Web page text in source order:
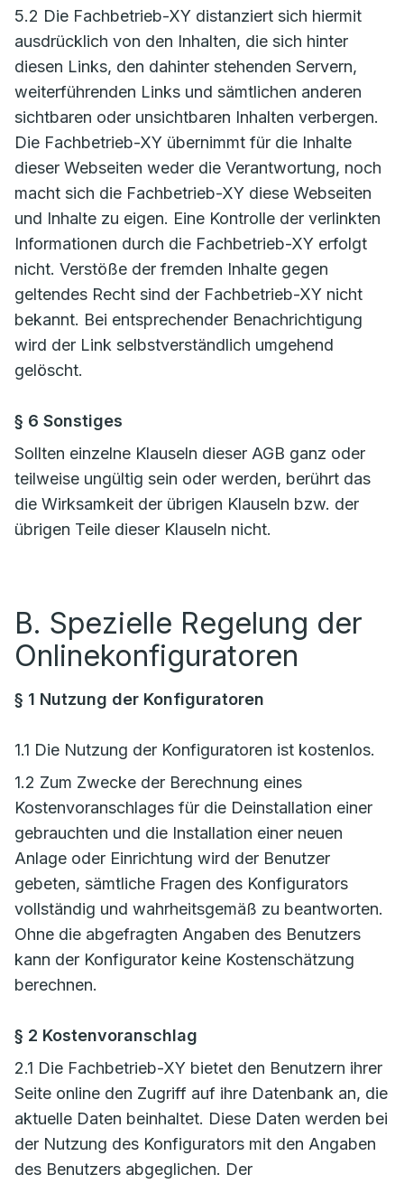
5.2 Die Fachbetrieb-XY distanziert sich hiermit
ausdrücklich von den Inhalten, die sich hinter
diesen Links, den dahinter stehenden Servern,
weiterführenden Links und sämtlichen anderen
sichtbaren oder unsichtbaren Inhalten verbergen.
Die Fachbetrieb-XY übernimmt für die Inhalte
dieser Webseiten weder die Verantwortung, noch
macht sich die Fachbetrieb-XY diese Webseiten
und Inhalte zu eigen. Eine Kontrolle der verlinkten
Informationen durch die Fachbetrieb-XY erfolgt
nicht. Verstöße der fremden Inhalte gegen
geltendes Recht sind der Fachbetrieb-XY nicht
bekannt. Bei entsprechender Benachrichtigung
wird der Link selbstverständlich umgehend
gelöscht.
§ 6 Sonstiges
Sollten einzelne Klauseln dieser AGB ganz oder
teilweise ungültig sein oder werden, berührt das
die Wirksamkeit der übrigen Klauseln bzw. der
übrigen Teile dieser Klauseln nicht.
B. Spezielle Regelung der
Onlinekonfiguratoren
§ 1 Nutzung der Konfiguratoren
1.1 Die Nutzung der Konfiguratoren ist kostenlos.
1.2 Zum Zwecke der Berechnung eines
Kostenvoranschlages für die Deinstallation einer
gebrauchten und die Installation einer neuen
Anlage oder Einrichtung wird der Benutzer
gebeten, sämtliche Fragen des Konfigurators
vollständig und wahrheitsgemäß zu beantworten.
Ohne die abgefragten Angaben des Benutzers
kann der Konfigurator keine Kostenschätzung
berechnen.
§ 2 Kostenvoranschlag
2.1 Die Fachbetrieb-XY bietet den Benutzern ihrer
Seite online den Zugriff auf ihre Datenbank an, die
aktuelle Daten beinhaltet. Diese Daten werden bei
der Nutzung des Konfigurators mit den Angaben
des Benutzers abgeglichen. Der